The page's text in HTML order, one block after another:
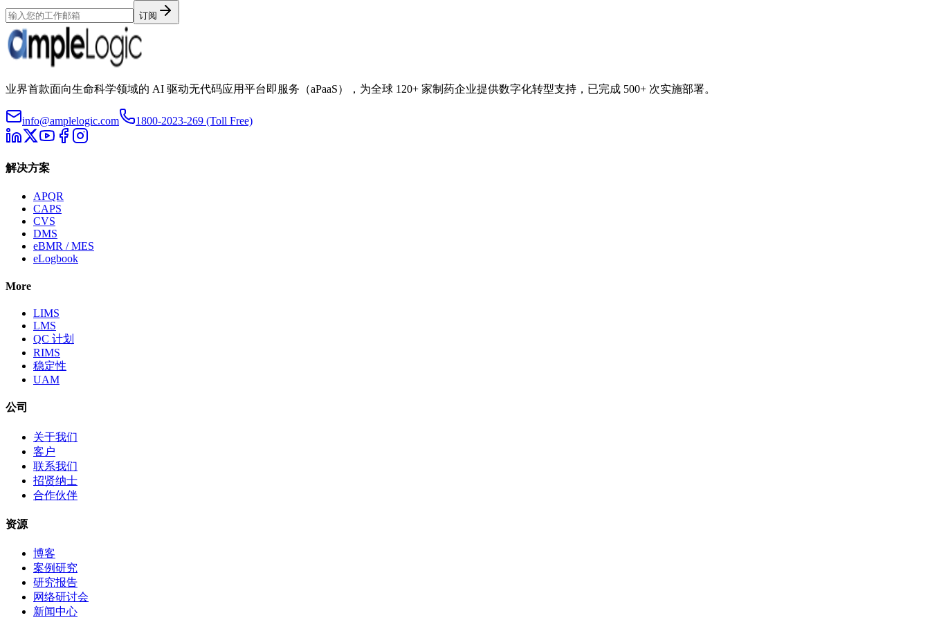
订阅
业界首款面向生命科学领域的 AI 驱动无代码应用平台即服务（aPaaS），为全球 120+ 家制药企业提供数字化转型支持，已完成 500+ 次实施部署。
info@amplelogic.com 1800-2023-269 (Toll Free)
解决方案
APQR
CAPS
CVS
DMS
eBMR / MES
eLogbook
More
LIMS
LMS
QC 计划
RIMS
稳定性
UAM
公司
关于我们
客户
联系我们
招贤纳士
合作伙伴
资源
博客
案例研究
研究报告
网络研讨会
新闻中心